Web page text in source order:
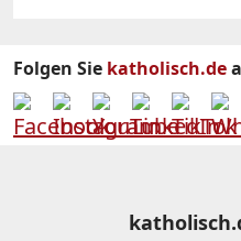
Folgen Sie katholisch.de